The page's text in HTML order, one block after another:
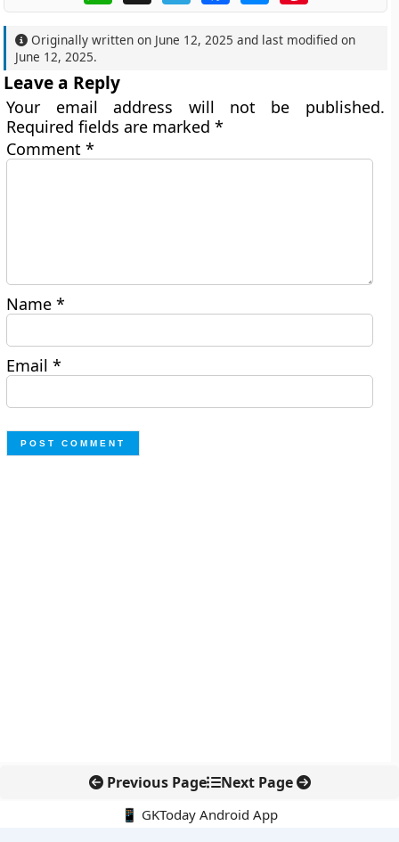
Originally written on June 12, 2025 and last modified on
June 12, 2025.
Leave a Reply
Your email address will not be published.
Required fields are marked*
Comment*
Name*
Email*
Previous Page Next Page
📱 GKToday Android App